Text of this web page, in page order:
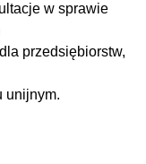
w sprawie
przedsiębiorstw,
unijnym.